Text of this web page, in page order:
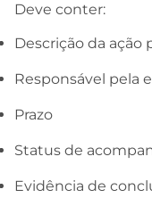
Deve conter:
Descrição da ação
Responsável pela
Prazo
Status de
Evidência de